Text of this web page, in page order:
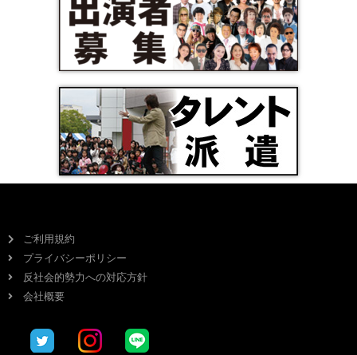
ご利用規約
プライバシーポリシー
反社会的勢力への対応方針
会社概要